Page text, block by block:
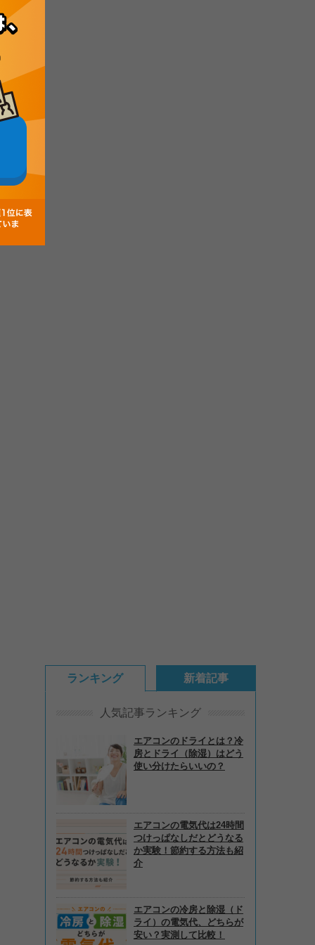
ランキング
人気記事ランキング
エアコンのドライとは？冷
房とドライ（除湿）はどう
使い分けたらいいの？
エアコンの電気代は24時間
つけっぱなしだとどうなる
か実験！節約する方法も紹
介
エアコンの冷房と除湿（ド
ライ）の電気代、どちらが
安い？実測して比較！
新着記事